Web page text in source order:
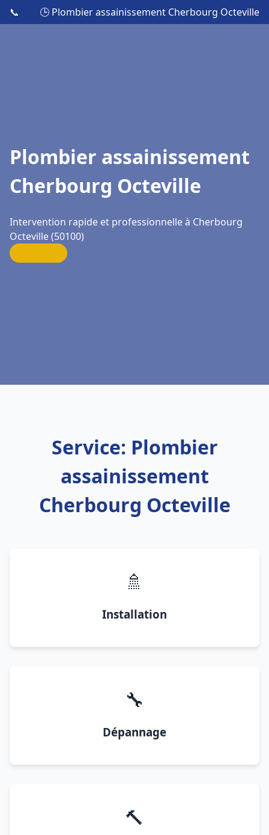
📞 🕒 Plombier assainissement Cherbourg Octeville
Plombier assainissement
Cherbourg Octeville
Intervention rapide et professionnelle à Cherbourg
Octeville (50100)
Service: Plombier
assainissement
Cherbourg Octeville
🚿
Installation
🔧
Dépannage
🔨